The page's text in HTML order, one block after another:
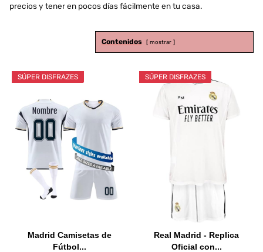
precios y tener en pocos días fácilmente en tu casa.
Contenidos mostrar
SÚPER DISFRAZES
Madrid Camisetas de
Fútbol...
SÚPER DISFRAZES
Real Madrid - Replica
Oficial con...